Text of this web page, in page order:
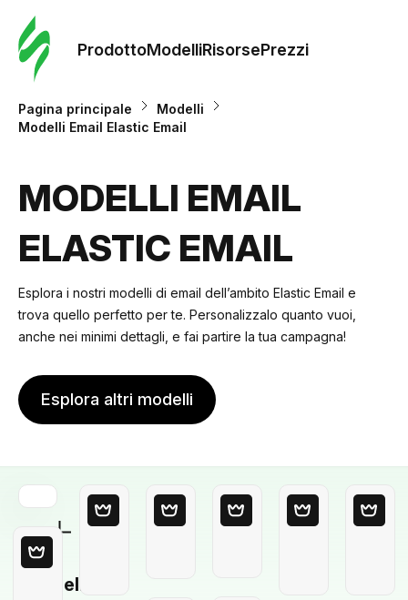
ProdottoModelliRisorsePrezzi
Pagina principale
Modelli
Modelli Email Elastic Email
MODELLI EMAIL
ELASTIC EMAIL
Esplora i nostri modelli di email dell’ambito Elastic Email e
trova quello perfetto per te. Personalizzalo quanto vuoi,
anche nei minimi dettagli, e fai partire la tua campagna!
Esplora altri modelli
Modello